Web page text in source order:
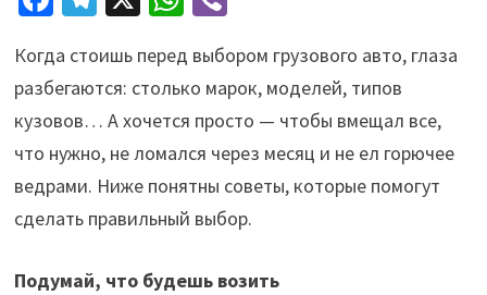
b
o
o
k
gr
a
m
at
sA
p
p
er
Когда стоишь перед выбором грузового авто, глаза
разбегаются: столько марок, моделей, типов
кузовов… А хочется просто — чтобы вмещал все,
что нужно, не ломался через месяц и не ел горючее
ведрами. Ниже понятны советы, которые помогут
сделать правильный выбор.
Подумай, что будешь возить